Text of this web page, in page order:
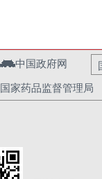
中国政府网
国家药品监督管理局